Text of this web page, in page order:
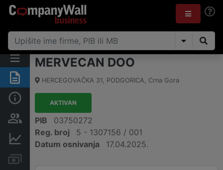
Sažetak
Osobe i vlasništvo
Finansijski podaci
MERVECAN DOO
HERCEGOVAČKA 31, PODGORICA, Crna Gora
AKTIVAN
PIB
03750272
Reg. broj
5 - 1307156 / 001
Datum osnivanja
17.04.2025.